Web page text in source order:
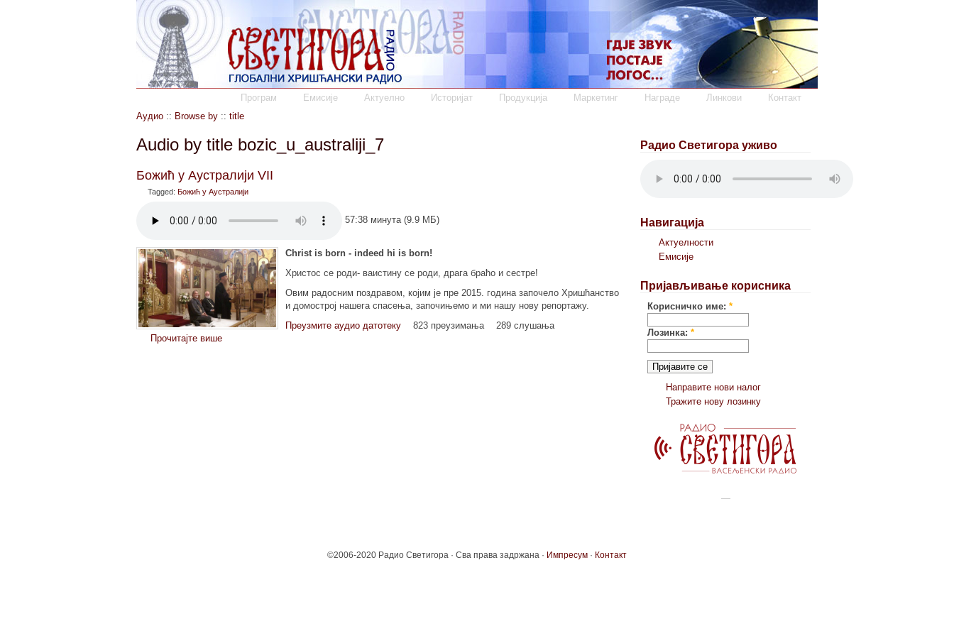
Програм Емисије Актуелно Историјат Продукција Маркетинг Награде Линкови
Контакт
Аудио :: Browse by :: title
Audio by title bozic_u_australiji_7
Божић у Аустралији VII
Tagged: Божић у Аустралији
57:38 минута (9.9 МБ)
Christ is born - indeed hi is born!
Христос се роди- ваистину се роди, драга браћо и сестре!
Овим радосним поздравом, којим је пре 2015. година започело Хришћанство
и домострој нашега спасења, започињемо и ми нашу нову репортажу.
Преузмите аудио датотеку
823 преузимања
289 слушања
Прочитајте више
Радио Светигора уживо
Навигација
Актуелности
Емисије
Пријављивање корисника
Корисничко име: *
Лозинка: *
Направите нови налог
Тражите нову лозинку
©2006-2020 Радио Светигора · Сва права задржана · Импресум · Контакт